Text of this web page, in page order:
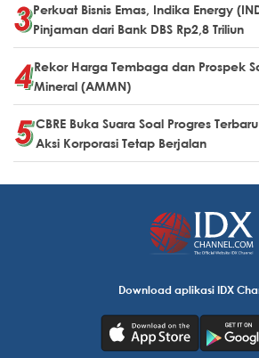
Perkuat Bisnis Emas, Indika Energy
Pinjaman dari Bank DBS Rp2,8 Triliun
Rekor Harga Tembaga dan Prospek
Mineral (AMMN)
CBRE Buka Suara Soal Progres
Aksi Korporasi Tetap Berjalan
Download aplikasi IDX